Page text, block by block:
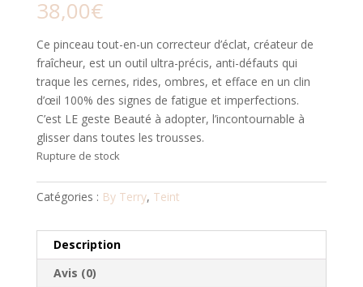
38,00€
Ce pinceau tout-en-un correcteur d’éclat, créateur de
fraîcheur, est un outil ultra-précis, anti-défauts qui
traque les cernes, rides, ombres, et efface en un clin
d’œil 100% des signes de fatigue et imperfections.
C’est LE geste Beauté à adopter, l’incontournable à
glisser dans toutes les trousses.
Rupture de stock
Catégories : By Terry, Teint
Description
Avis (0)